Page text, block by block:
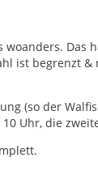
woanders. Das
ist begrenzt &
(so der
Uhr, die